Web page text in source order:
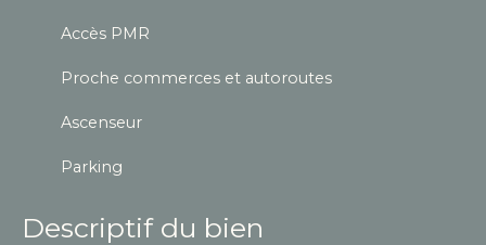
Accès PMR
Proche commerces et autoroutes
Ascenseur
Parking
Descriptif du bien